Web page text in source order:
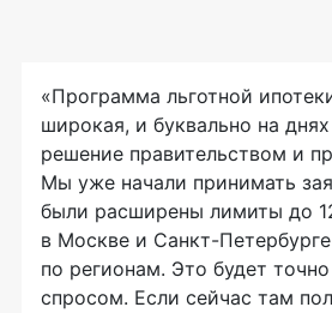
«Программа льготной
широкая, и буквально на
решение правительством и
Мы уже начали принимать
были расширены лимиты до
в Москве и Санкт-
по регионам. Это будет
спросом. Если сейчас там